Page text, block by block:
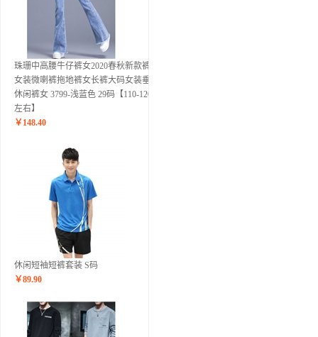
珠珊中高腰牛仔裤女2020春秋新款裤子
女装微喇裤拖地裤女长裤大码女装垂感
休闲裤女 3799-浅蓝色 29码【110-120斤
左右】
￥ 148.40
休闲短袖短裤套装 S码
￥89.90